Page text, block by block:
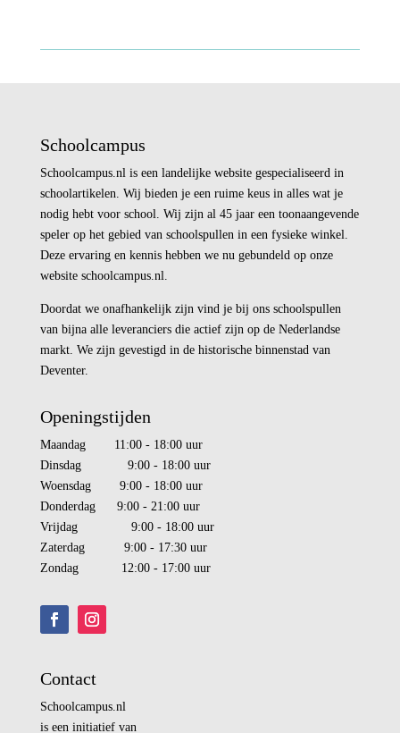
Schoolcampus
Schoolcampus.nl is een landelijke website gespecialiseerd in
schoolartikelen. Wij bieden je een ruime keus in alles wat je
nodig hebt voor school. Wij zijn al 45 jaar een toonaangevende
speler op het gebied van schoolspullen in een fysieke winkel.
Deze ervaring en kennis hebben we nu gebundeld op onze
website schoolcampus.nl.
Doordat we onafhankelijk zijn vind je bij ons schoolspullen
van bijna alle leveranciers die actief zijn op de Nederlandse
markt. We zijn gevestigd in de historische binnenstad van
Deventer.
Openingstijden
Maandag 11:00 - 18:00 uur
Dinsdag 9:00 - 18:00 uur
Woensdag 9:00 - 18:00 uur
Donderdag 9:00 - 21:00 uur
Vrijdag 9:00 - 18:00 uur
Zaterdag 9:00 - 17:30 uur
Zondag 12:00 - 17:00 uur
Contact
Schoolcampus.nl
is een initiatief van